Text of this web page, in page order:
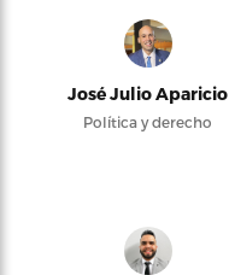
José Julio Aparicio
Política y derecho